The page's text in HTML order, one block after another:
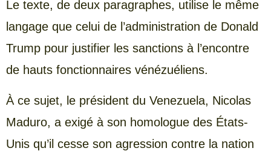
Le texte, de deux paragraphes, utilise le même
langage que celui de l’administration de Donald
Trump pour justifier les sanctions à l’encontre
de hauts fonctionnaires vénézuéliens.
À ce sujet, le président du Venezuela, Nicolas
Maduro, a exigé à son homologue des États-
Unis qu’il cesse son agression contre la nation